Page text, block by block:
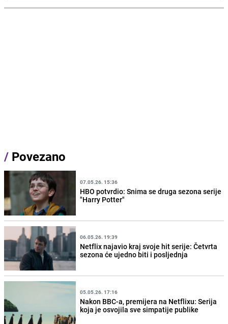
/ Povezano
07.05.26. 15:36
HBO potvrdio: Snima se druga sezona serije
"Harry Potter"
06.05.26. 19:39
Netflix najavio kraj svoje hit serije: Četvrta
sezona će ujedno biti i posljednja
05.05.26. 17:16
Nakon BBC-a, premijera na Netflixu: Serija
koja je osvojila sve simpatije publike